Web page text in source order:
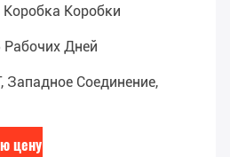
Коробка Коробки
Рабочих Дней
Западное Соединение,
цену